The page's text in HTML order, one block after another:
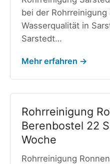
bei der
Wasserqualität in
Sarstedt…
Mehr erfahren →
Rohrreinigung
Berenbostel 22
Woche
Rohrreinigung